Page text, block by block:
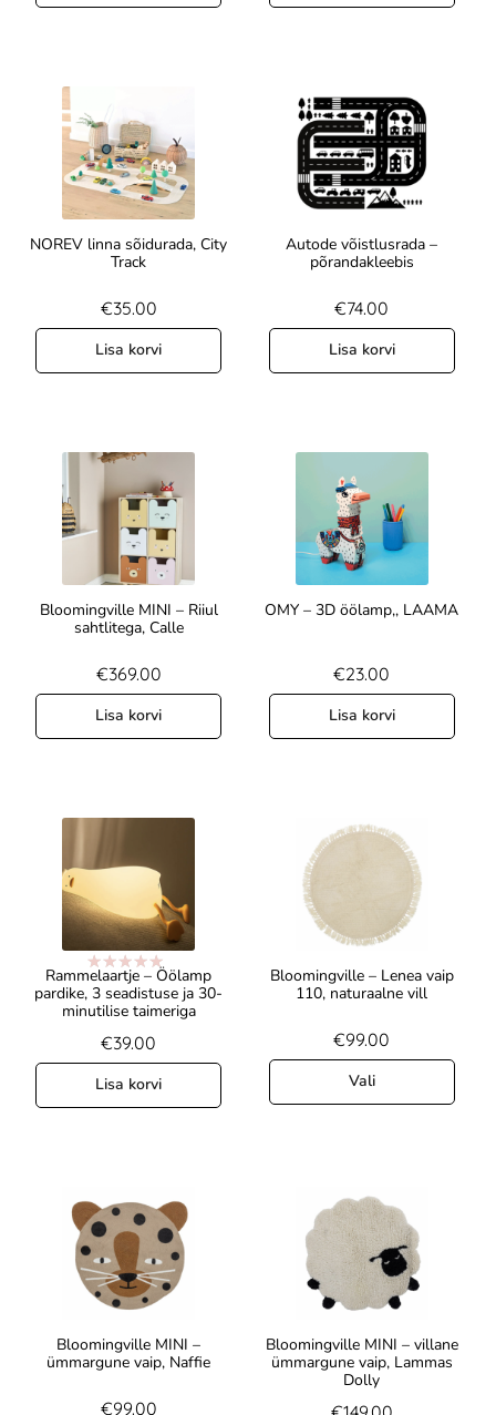
NOREV linna sõidurada, City
Track
€35.00
Lisa korvi
Autode võistlusrada –
põrandakleebis
€74.00
Lisa korvi
Bloomingville MINI – Riiul
sahtlitega, Calle
€369.00
Lisa korvi
OMY – 3D öölamp,, LAAMA
€23.00
Lisa korvi
Rammelaartje – Öölamp
pardike, 3 seadistuse ja 30-
minutilise taimeriga
Hinnanguga
5.00/ 5
€39.00
Lisa korvi
Bloomingville – Lenea vaip
110, naturaalne vill
€99.00
Vali
Bloomingville MINI –
ümmargune vaip, Naffie
€99.00
Bloomingville MINI – villane
ümmargune vaip, Lammas
Dolly